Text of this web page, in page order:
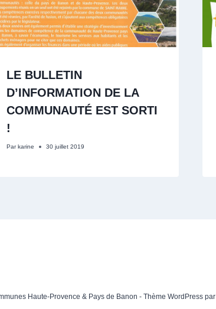
LE BULLETIN
D’INFORMATION DE LA
COMMUNAUTÉ EST SORTI
!
Par karine 30 juillet 2019
Haute-Provence & Pays de Banon - Thème WordPress par